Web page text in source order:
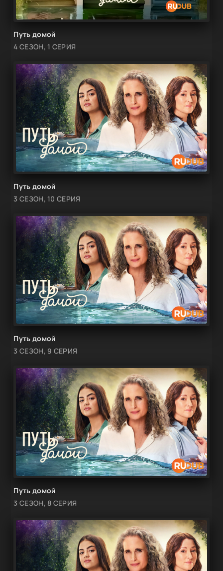
Путь домой
4 СЕЗОН, 1 СЕРИЯ
Путь домой
3 СЕЗОН, 10 СЕРИЯ
Путь домой
3 СЕЗОН, 9 СЕРИЯ
Путь домой
3 СЕЗОН, 8 СЕРИЯ